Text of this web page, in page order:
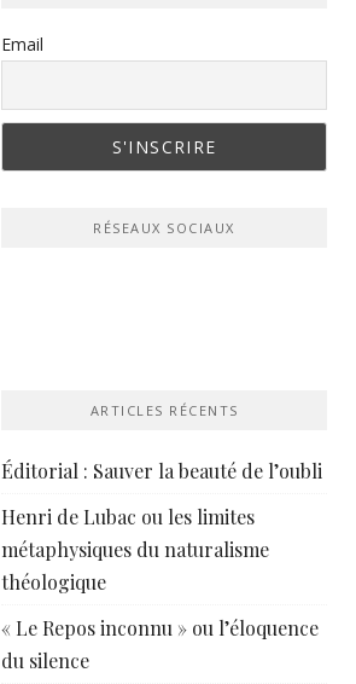
Email
RÉSEAUX SOCIAUX
ARTICLES RÉCENTS
Éditorial : Sauver la beauté de l’oubli
Henri de Lubac ou les limites
métaphysiques du naturalisme
théologique
« Le Repos inconnu » ou l’éloquence
du silence